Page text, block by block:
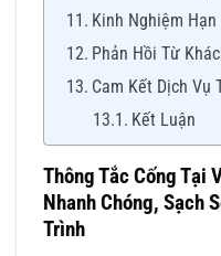
Kinh Nghiệm
Phản Hồi Từ
Cam Kết Dịch Vụ
Kết Luận
Thông Tắc Cống Tại
Nhanh Chóng, Sạch
Trình